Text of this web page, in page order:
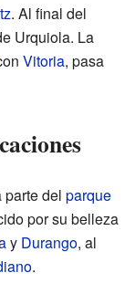
. Al final del
Urquiola. La
Vitoria, pasa
parte del parque
por su belleza
y Durango, al
.